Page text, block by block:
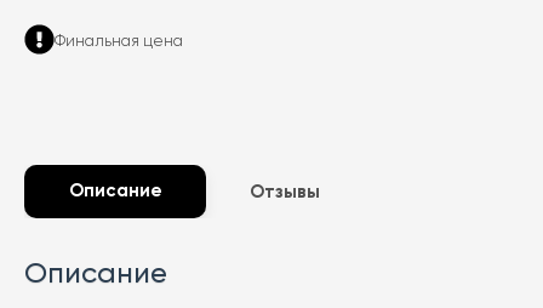
Финальная цена
Описание Отзывы
Описание